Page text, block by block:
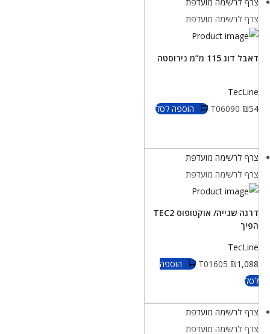
צרף לרשימה מועדפת
דאבל דוג 115 מ”מ נירוסטה
TecLine
T06090 ₪54 הוספה לסל
צרף לרשימה מועדפת
צרף לרשימה מועדפת
דרגה שנייה/ אוקטופוס TEC2
הפיך
TecLine
T01605 ₪1,088
הוספה
לסל
צרף לרשימה מועדפת
צרף לרשימה מועדפת